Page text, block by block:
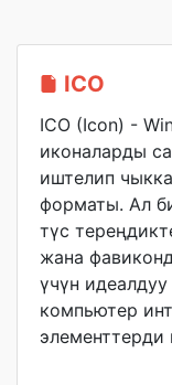
ICO
ICO (Icon) -
иконаларды
иштелип
форматы. Ал
түс
жана
үчүн
компьютер
элементтерди